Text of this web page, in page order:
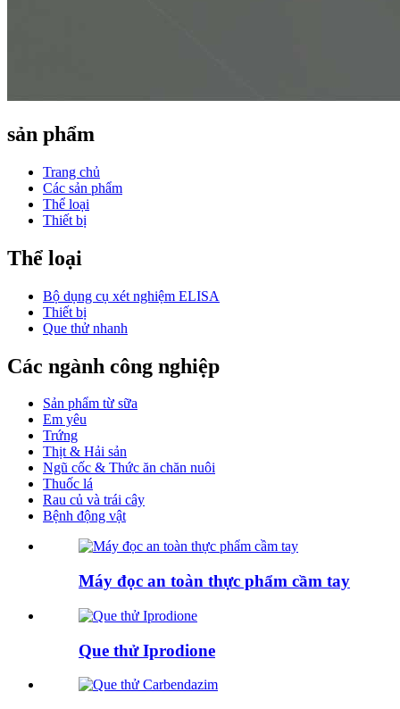
sản phẩm
Trang chủ
Các sản phẩm
Thể loại
Thiết bị
Thể loại
Bộ dụng cụ xét nghiệm ELISA
Thiết bị
Que thử nhanh
Các ngành công nghiệp
Sản phẩm từ sữa
Em yêu
Trứng
Thịt & Hải sản
Ngũ cốc & Thức ăn chăn nuôi
Thuốc lá
Rau củ và trái cây
Bệnh động vật
Máy đọc an toàn thực phẩm cầm tay
Que thử Iprodione